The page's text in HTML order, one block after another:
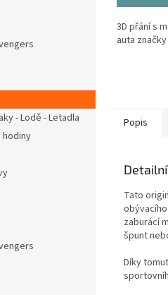
- Lodě - Letadla
hodiny
3D přání s
auta
Popis
Tato
zaburácí
špunt
Díky